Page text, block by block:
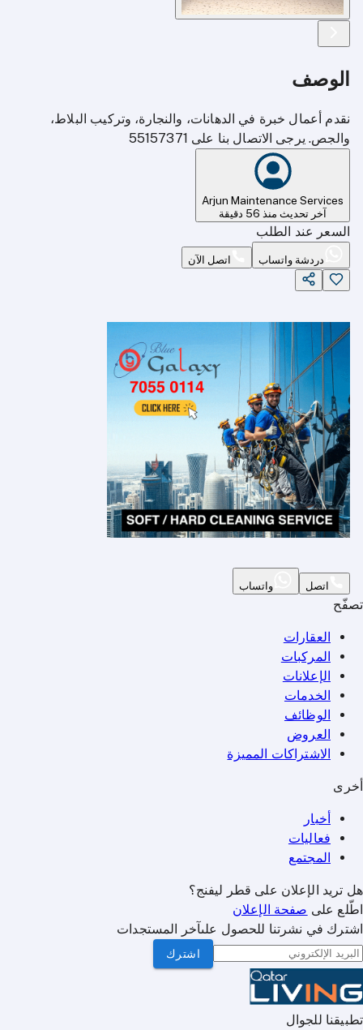
الوصف
نقدم أعمال خبرة في الدهانات، والنجارة، وتركيب البلاط،
والجص. يرجى الاتصال بنا على 55157371
Arjun Maintenance Services
آخر تحديث منذ 56 دقيقة
السعر عند الطلب
دردشة واتساب اتصل الآن
اتصل واتساب
تصفّح
العقارات
المركبات
الإعلانات
الخدمات
الوظائف
العروض
الاشتراكات المميزة
أخرى
أخبار
فعاليات
المجتمع
هل تريد الإعلان على قطر ليفنج؟
اطّلع على صفحة الإعلان
اشترك في نشرتنا للحصول علىآخر المستجدات
اشترك
تطبيقنا للجوال